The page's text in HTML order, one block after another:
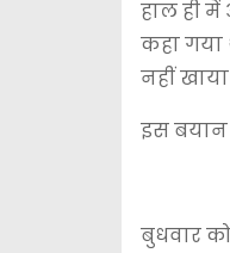
हाल ही
कहा गया
नहीं
इस बयान
बुधवार